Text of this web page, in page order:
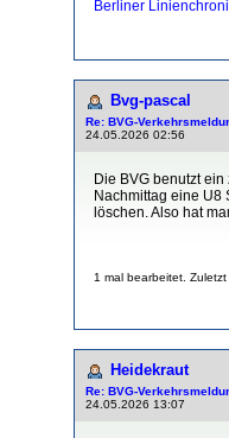
Berliner
Bvg-pascal
Re: BVG-
24.05.2026 02:56
Die BVG benutzt
Nachmittag eine U8
löschen. Also hat
1 mal bearbeitet.
Heidekraut
Re: BVG-
24.05.2026 13:07